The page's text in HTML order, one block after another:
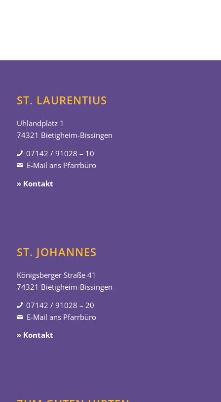
ST. LAURENTIUS
Uhlandplatz 1
74321 Bietigheim-Bissingen
07142 / 91028 – 10
E-Mail ans Pfarrbüro
» Kontakt
ST. JOHANNES
Königsberger Straße 41
74321 Bietigheim-Bissingen
07142 / 91028 – 20
E-Mail ans Pfarrbüro
» Kontakt